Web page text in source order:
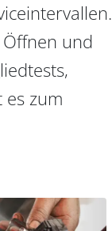
und
zum